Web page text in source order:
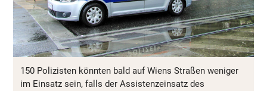
150 Polizisten könnten bald auf Wiens Straßen weniger
im Einsatz sein, falls der Assistenzeinsatz des